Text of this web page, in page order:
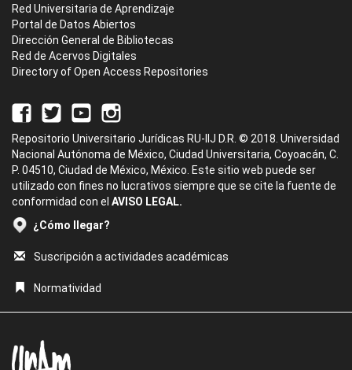
Red Universitaria de Aprendizaje
Portal de Datos Abiertos
Dirección General de Bibliotecas
Red de Acervos Digitales
Directory of Open Access Repositories
Repositorio Universitario Jurídicas RU-IIJ D.R. © 2018. Universidad
Nacional Autónoma de México, Ciudad Universitaria, Coyoacán, C.
P. 04510, Ciudad de México, México. Este sitio web puede ser
utilizado con fines no lucrativos siempre que se cite la fuente de
conformidad con el AVISO LEGAL.
¿Cómo llegar?
Suscripción a actividades académicas
Normatividad